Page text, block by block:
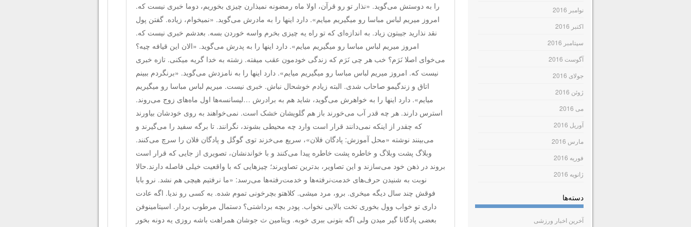
را به دوستش می‌گوید. «نذار تو رو قرآن، اولا ماه رمضونه نمیذارن چیزی بخوریم، دوما خبری نیست که.
امروز میریم لباس مباسا رو میگیریم میایم». دارد اینها را به مادرش می‌گوید. «نمیخوام، زیاده. گفتن پول
نقد نذارید جیبتون زیاد. به اندازه‌ای که تو راه یه چیزی بخرم واسه خوردن بسه. بعدشم خبری نیست که.
امروز میریم لباس مباسا رو میگیریم میایم». دارد اینها را به پدرش می‌گوید. «الان این قیافه چیه؟
می‌خوای اصلا نَرَم؟ خب هر چی نَرَم که زندگی خودمون عقب میفته. زشته به خدا گریه میکنی. تازه خبری
نیست که. امروز میریم لباس مباسا رو میگیریم میایم». دارد اینها را به نامزدش می‌گوید. «برنگردم ببینم
اتاق و زندگیمو صاحاب شدی. البته زیادم خوشحال نباش. خبری نیست. میریم لباس مباسا رو میگیریم
میایم». دارد اینها را به خواهرش می‌گوید، شاید هم به برادرش …لیسانسه‌ها اول ماه‌های زوج می‌روند.
استرس دارند. هر چه قدر آب می‌خورند باز هم گلویشان خشک است. نمی‌خواهند به روی خودشان بیاورند
که چقدر از اینکه نمی‌دانند قرار است وارد چه محیطی بشوند، نگرانند. تا برگه سفید را می‌گیرند و
می‌بینند نوشته «محل آموزش: پادگان فلان»، سریع می‌خزند توی گوگل و پادگان فلان را سرچ می‌کنند.
وبلاگ پشت وبلاگ و خاطره پشت خاطره پیدا می‌کنند و با خواندنشان، تصویری از جایی که قرار است
بروند در ذهن خود می‌سازند و این تصاویر، بدترین تصاویرند؛ چیزهایی که با واقعیت خیلی فاصله دارند.حالا
نوبت به شنیدن حرف‌های خدمت‌نرفته‌ها و خدمت‌رفته‌ها می‌رسد: «ما نرفتیم هیچی هم نشد. نرو بابا
فوقش چند سال دیگه میخری. برو، مرد میشی. کلاهتو بچرخونی تموم شده. به کسی رو ندیا. اگه عادت
داری تو خواب وول بخوری تخت بالایی نخواب. پودر بچه برداشتی؟ دستمال مرطوب بردار. اسیتامینوفن
بعضی پادگانا گیر میدن ولی اگه بتونی ببری خوبه. ویتامین ث جوشان همراهت باشه روزی یه دونه بخور
نوامبر 2016
اکتبر 2016
سپتامبر 2016
آگوست 2016
جولای 2016
ژوئن 2016
می 2016
آوریل 2016
مارس 2016
فوریه 2016
ژانویه 2016
دسته‌ها
آخرین اخبار ورزشی